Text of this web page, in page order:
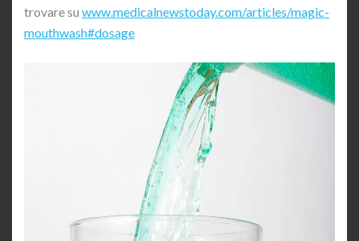
trovare su www.medicalnewstoday.com/articles/magic-
mouthwash#dosage